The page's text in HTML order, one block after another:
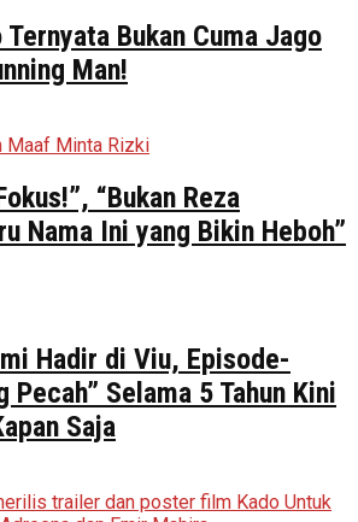
Ternyata Bukan Cuma Jago
Man!
“Bukan Reza
Nama Ini yang Bikin Heboh”
Hadir di Viu, Episode-
Pecah” Selama 5 Tahun Kini
Saja